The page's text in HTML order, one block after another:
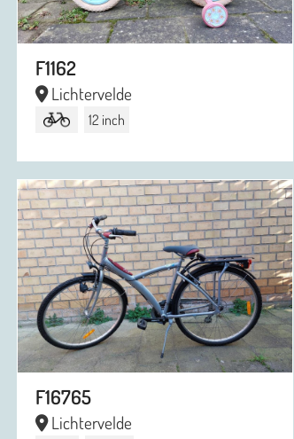
F1162
Lichtervelde
12 inch
F16765
Lichtervelde